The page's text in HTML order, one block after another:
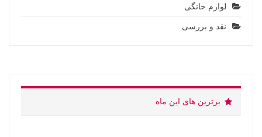
لوارم خانگی
نقد و بررسی
برترین های این ماه